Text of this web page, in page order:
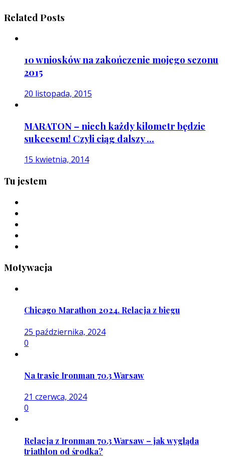
Related Posts
10 wniosków na zakończenie mojego sezonu
2015
20 listopada, 2015
MARATON – niech każdy kilometr będzie
sukcesem! Czyli ciąg dalszy ...
15 kwietnia, 2014
Tu jestem
Motywacja
Chicago Marathon 2024. Relacja z biegu
25 października, 2024
0
Na trasie Ironman 70.3 Warsaw
21 czerwca, 2024
0
Relacja z Ironman 70.3 Warsaw – jak wygląda
triathlon od środka?